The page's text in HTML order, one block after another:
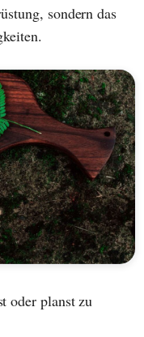
sondern das
oder planst zu